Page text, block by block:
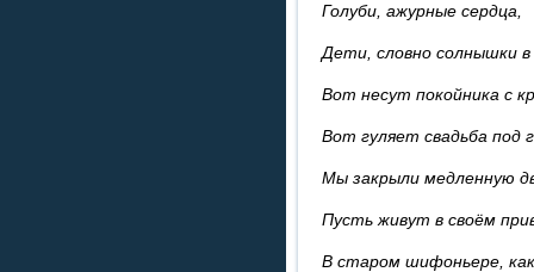
Голуби, ажурные сердца,
Дети, словно солнышки в
Вот несут покойника с
Вот гуляет свадьба под
Мы закрыли медленную
Пусть живут в своём
В старом шифоньере,